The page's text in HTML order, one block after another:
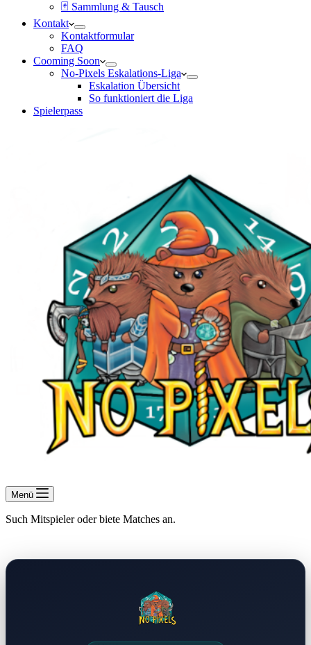
🃏 Sammlung & Tausch
Kontakt
Kontaktformular
FAQ
Cooming Soon
No-Pixels Eskalations-Liga
Eskalation Übersicht
So funktioniert die Liga
Spielerpass
Menü
Such Mitspieler oder biete Matches an.